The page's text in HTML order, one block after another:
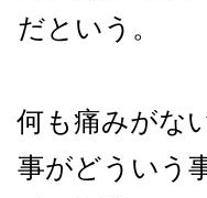
だという。
何も痛みがな
事がどういう